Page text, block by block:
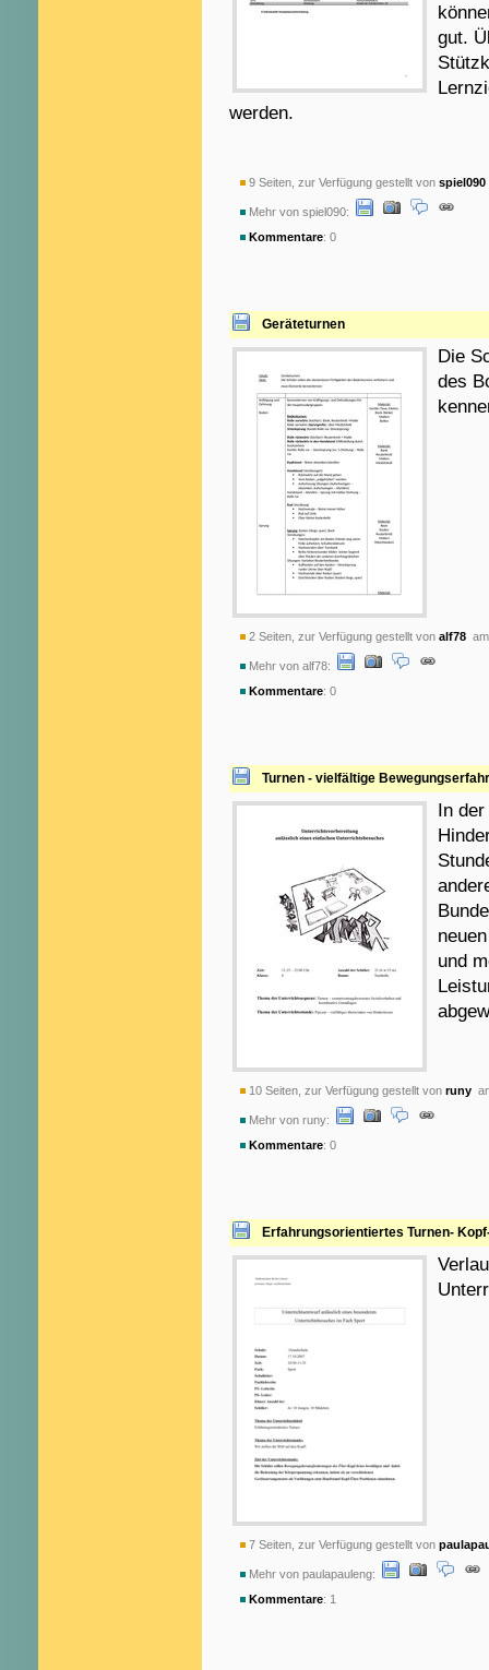
gut.
werden.
9 Seiten, zur Verfügung gestellt von spiel090
Mehr von spiel090:
Kommentare: 0
Geräteturnen
Die
des
2 Seiten, zur Verfügung gestellt von alf78
Mehr von alf78:
Kommentare: 0
Turnen - vielfältige
In
und
10 Seiten, zur Verfügung gestellt von runy
Mehr von runy:
Kommentare: 0
Erfahrungsorientiertes Turnen-
7 Seiten, zur Verfügung gestellt von
Mehr von paulapauleng:
Kommentare: 1